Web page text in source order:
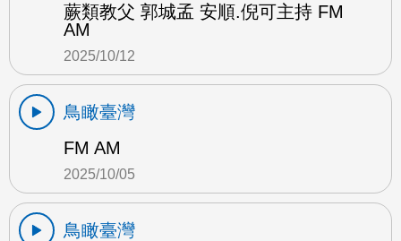
蕨類教父 郭城孟 安順.倪可主持 FM
AM
2025/10/12
鳥瞰臺灣
FM AM
2025/10/05
鳥瞰臺灣